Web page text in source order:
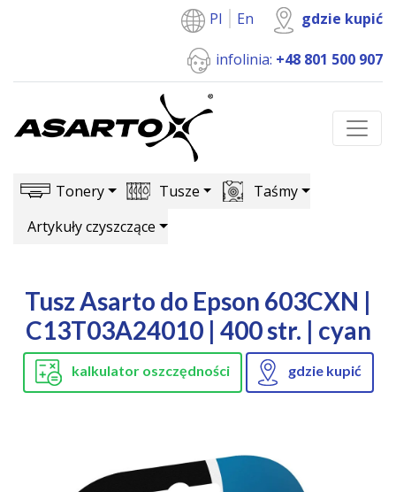
Pl En gdzie kupić
infolinia: +48 801 500 907
Tonery Tusze
Taśmy
Artykuły czyszczące
Tusz Asarto do Epson 603CXN |
C13T03A24010 | 400 str. | cyan
kalkulator oszczędności gdzie kupić